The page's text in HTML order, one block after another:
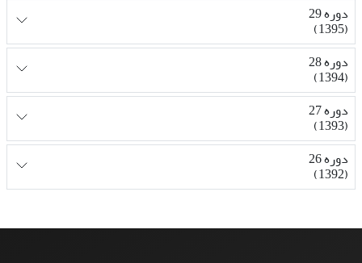
دوره 29
(1395)
دوره 28
(1394)
دوره 27
(1393)
دوره 26
(1392)